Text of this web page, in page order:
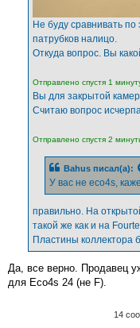
Не буду сравнивать
патрубков налицо.
Откуда вопрос. Вы
Отправлено спустя 1
Вы для закрытой
Считаю вопрос
Отправлено спустя 2
Bahus писал(а):
У вас не eco4s,
правильно. На
такой же как и на
Пластины коллектора
Да, все верно. Продавец
для Eco4s 24 (не F).
14